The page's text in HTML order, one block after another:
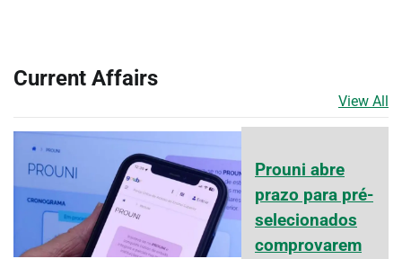
Current Affairs
View All
Prouni abre
prazo para pré-
selecionados
comprovarem